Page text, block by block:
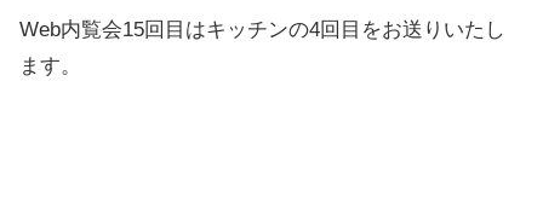
Web内覧会15回目はキッチンの4回目をお送りいたし
ます。